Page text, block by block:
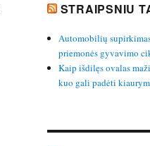
STRAIPSNIU
Automobilių
priemonės gyvavimo
Kaip išdilęs ovalas
kuo gali padėti